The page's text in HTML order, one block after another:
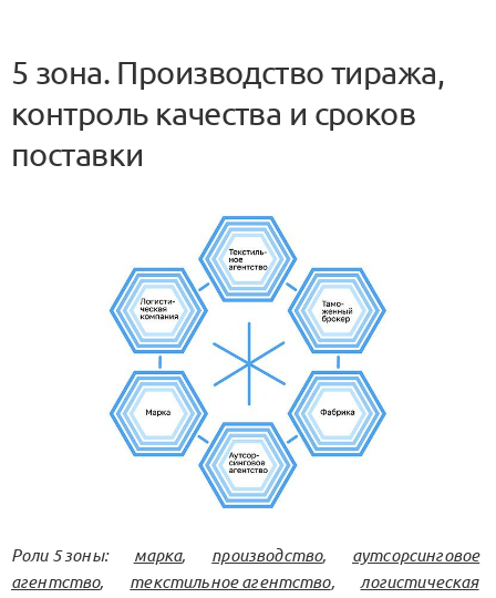
5 зона. Производство тиража,
контроль качества и сроков
поставки
Роли 5 зоны: марка, производство,
аутсорсинговое
агентство, текстильное агентство,
логистическая